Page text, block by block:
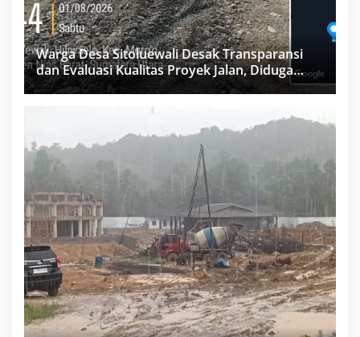
Warga Desa Sitoluewali Desak Transparansi
dan Evaluasi Kualitas Proyek Jalan, Diduga
Minim Informasi